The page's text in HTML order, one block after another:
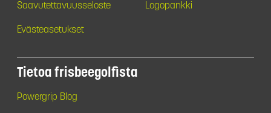
Saavutettavuusseloste Logopankki
Evästeasetukset
Tietoa frisbeegolfista
Powergrip Blog